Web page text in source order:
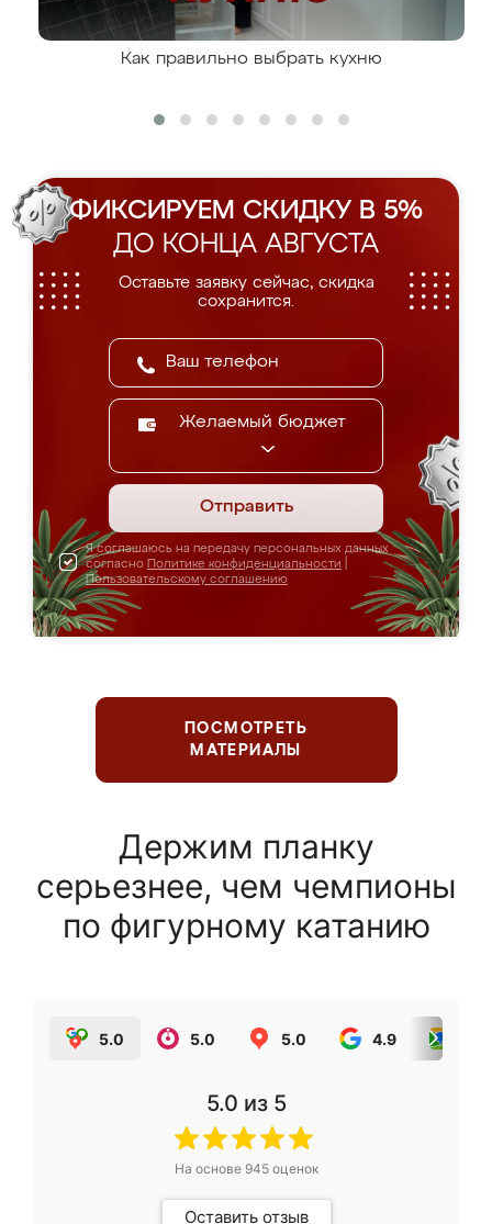
Как правильно выбрать кухню
ФИКСИРУЕМ СКИДКУ В 5%
ДО КОНЦА АВГУСТА
Оставьте заявку сейчас, скидка
сохранится.
Желаемый бюджет
Отправить
Я соглашаюсь на передачу персональных данных
согласно Политике конфиденциальности
Пользовательскому соглашению
ПОСМОТРЕТЬ
МАТЕРИАЛЫ
Держим планку
серьезнее, чем чемпионы
по фигурному катанию
5.0 5.0 5.0 4.9
5.0 из 5
На основе 945оценок
Оставить отзыв